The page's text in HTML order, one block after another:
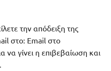
την απόδειξη της
στο: Email στο
γίνει η επιβεβαίωση και